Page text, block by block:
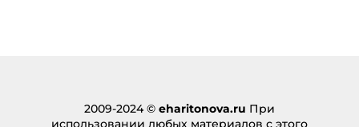
poxudeyu-i-zazhivu/ […]
2009-2024 © eharitonova.ru При
использовании любых материалов с этого